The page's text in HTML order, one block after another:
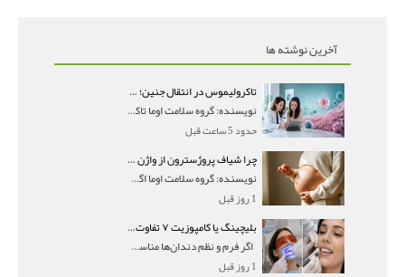
آخرین نوشته ها
تاکرولیموس در انتقال جنین؛ آیا شانس لانه‌گزینی را افزایش می‌دهد؟
نویسنده: گروه سلامت اوما تاکرولیموس در انتقال جنین
حدود 5 ساعت قبل
چرا شیاف پروژسترون از واژن بیرون می‌ریزد؟ میزان جذب و زمان صحیح مصرف
نویسنده: گروه سلامت اوما اگر بعد از گذاشتن شیاف پر
1 روز قبل
بلیچینگ یا کامپوزیت ۷ تفاوت مهم برای انتخاب درست
اگر فرم و نظم دندان‌ها مناسب است و مشکل
1 روز قبل